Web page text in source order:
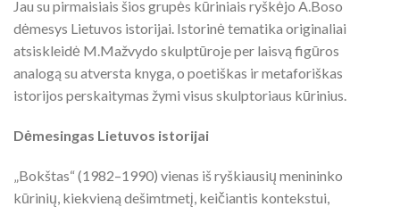
Jau su pirmaisiais šios grupės kūriniais ryškėjo A.Boso
dėmesys Lietuvos istorijai. Istorinė tematika originaliai
atsiskleidė M.Mažvydo skulptūroje per laisvą figūros
analogą su atversta knyga, o poetiškas ir metaforiškas
istorijos perskaitymas žymi visus skulptoriaus kūrinius.
Dėmesingas Lietuvos istorijai
„Bokštas“ (1982–1990) vienas iš ryškiausių menininko
kūrinių, kiekvieną dešimtmetį, keičiantis kontekstui,